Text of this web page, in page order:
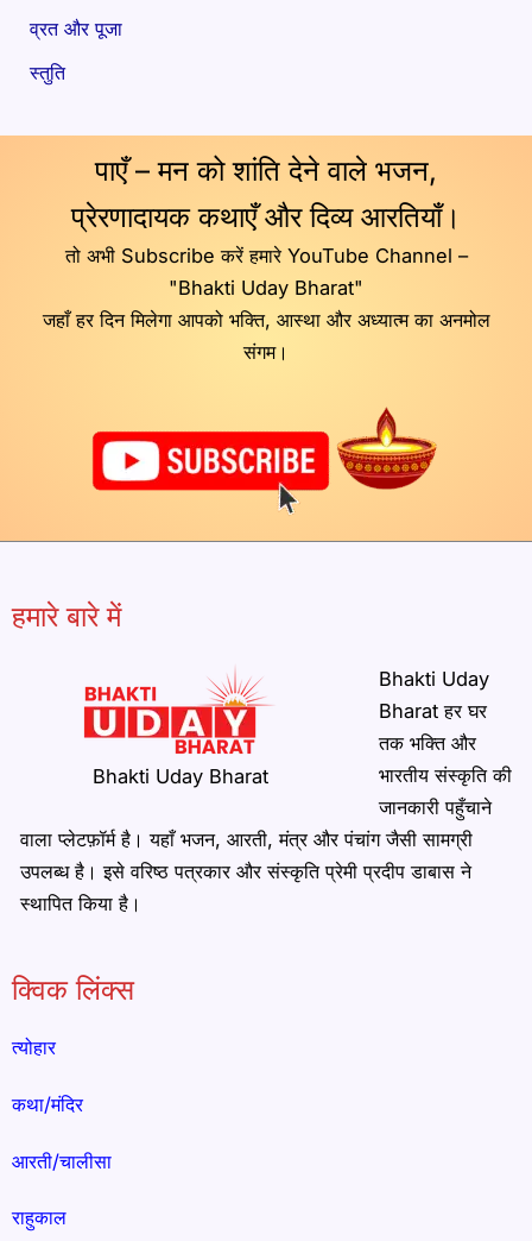
व्रत और पूजा
स्तुति
पाएँ – मन को शांति देने वाले भजन,
प्रेरणादायक कथाएँ और दिव्य आरतियाँ।
तो अभी Subscribe करें हमारे YouTube Channel –
"Bhakti Uday Bharat"
जहाँ हर दिन मिलेगा आपको भक्ति, आस्था और अध्यात्म का अनमोल
संगम।
हमारे बारे में
Bhakti Uday Bharat
Bhakti Uday
Bharat हर घर
तक भक्ति और
भारतीय संस्कृति की
जानकारी पहुँचाने
वाला प्लेटफ़ॉर्म है। यहाँ भजन, आरती, मंत्र और पंचांग जैसी सामग्री
उपलब्ध है। इसे वरिष्ठ पत्रकार और संस्कृति प्रेमी प्रदीप डाबास ने
स्थापित किया है।
क्विक लिंक्स
त्योहार
कथा/मंदिर
आरती/चालीसा
राहुकाल